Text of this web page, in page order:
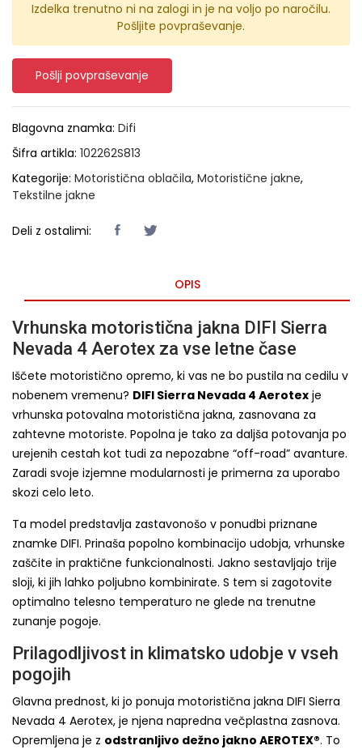
Izdelka trenutno ni na zalogi in je na voljo po naročilu.
Pošljite povpraševanje.
Pošlji povpraševanje
Blagovna znamka: Difi
Šifra artikla: 102262S813
Kategorije: Motoristična oblačila, Motoristične jakne,
Tekstilne jakne
Deli z ostalimi:
OPIS
Vrhunska motoristična jakna DIFI Sierra
Nevada 4 Aerotex za vse letne čase
Iščete motoristično opremo, ki vas ne bo pustila na cedilu v
nobenem vremenu? DIFI Sierra Nevada 4 Aerotex je
vrhunska potovalna motoristična jakna, zasnovana za
zahtevne motoriste. Popolna je tako za daljša potovanja po
urejenih cestah kot tudi za nepozabne “off-road” avanture.
Zaradi svoje izjemne modularnosti je primerna za uporabo
skozi celo leto.
Ta model predstavlja zastavonošo v ponudbi priznane
znamke DIFI. Prinaša popolno kombinacijo udobja, vrhunske
zaščite in praktične funkcionalnosti. Jakno sestavljajo trije
sloji, ki jih lahko poljubno kombinirate. S tem si zagotovite
optimalno telesno temperaturo ne glede na trenutne
zunanje pogoje.
Prilagodljivost in klimatsko udobje v vseh
pogojih
Glavna prednost, ki jo ponuja motoristična jakna DIFI Sierra
Nevada 4 Aerotex, je njena napredna večplastna zasnova.
Opremljena je z odstranljivo dežno jakno AEROTEX®. To